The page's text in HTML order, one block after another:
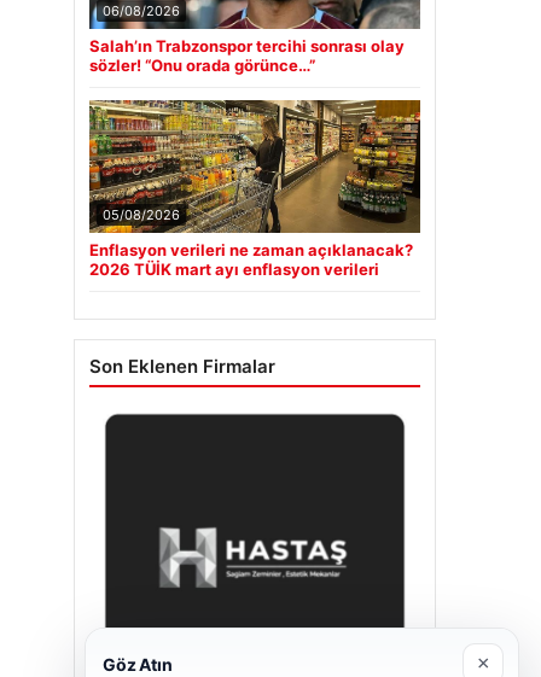
06/08/2026
Salah’ın Trabzonspor tercihi sonrası olay
sözler! “Onu orada görünce…”
05/08/2026
Enflasyon verileri ne zaman açıklanacak?
2026 TÜİK mart ayı enflasyon verileri
Son Eklenen Firmalar
Göz Atın ×